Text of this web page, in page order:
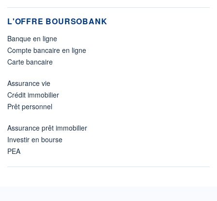
L'OFFRE BOURSOBANK
Banque en ligne
Compte bancaire en ligne
Carte bancaire
Assurance vie
Crédit immobilier
Prêt personnel
Assurance prêt immobilier
Investir en bourse
PEA